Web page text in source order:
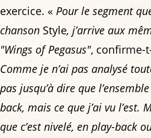
exercice. « Pour le segment
chanson Style, j’arrive aux
"Wings of Pegasus", confirme-
Comme je n’ai pas analysé
pas jusqu’à dire que
back, mais ce que j’ai vu
que c’est nivelé, en play-back